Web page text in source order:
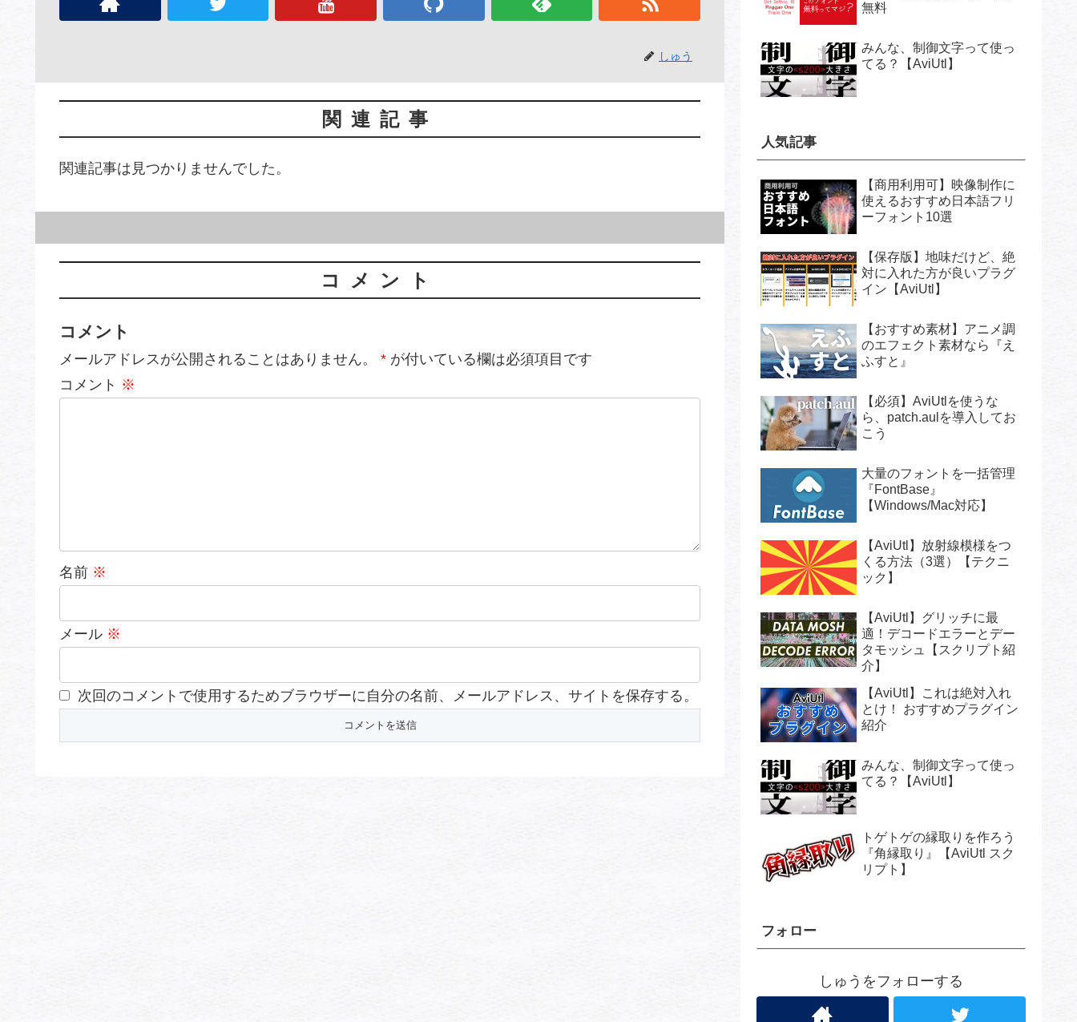
しゅう
関連記事
関連記事は見つかりませんでした。
コメント
コメント
メールアドレスが公開されることはありません。 * が付いている欄は必須項目です
コメント ※
名前 ※
メール ※
次回のコメントで使用するためブラウザーに自分の名前、メールアドレス、サイトを保存する。
無料
みんな、制御文字って使っ
てる？【AviUtl】
人気記事
【商用利用可】映像制作に
使えるおすすめ日本語フリ
ーフォント10選
【保存版】地味だけど、絶
対に入れた方が良いプラグ
イン【AviUtl】
【おすすめ素材】アニメ調
のエフェクト素材なら『え
ふすと』
【必須】AviUtlを使うな
ら、patch.aulを導入してお
こう
大量のフォントを一括管理
『FontBase』
【Windows/Mac対応】
【AviUtl】放射線模様をつ
くる方法（3選）【テクニ
ック】
【AviUtl】グリッチに最
適！デコードエラーとデー
タモッシュ【スクリプト紹
介】
【AviUtl】これは絶対入れ
とけ！ おすすめプラグイン
紹介
みんな、制御文字って使っ
てる？【AviUtl】
トゲトゲの縁取りを作ろう
『角縁取り』【AviUtl スク
リプト】
フォロー
しゅうをフォローする